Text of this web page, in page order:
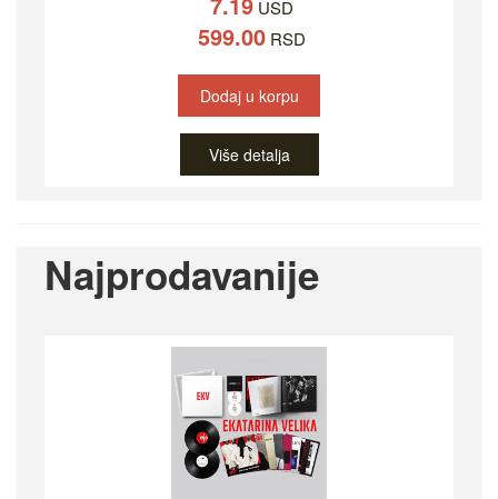
USD
599.00 RSD
Dodaj u korpu
Više detalja
Najprodavanije